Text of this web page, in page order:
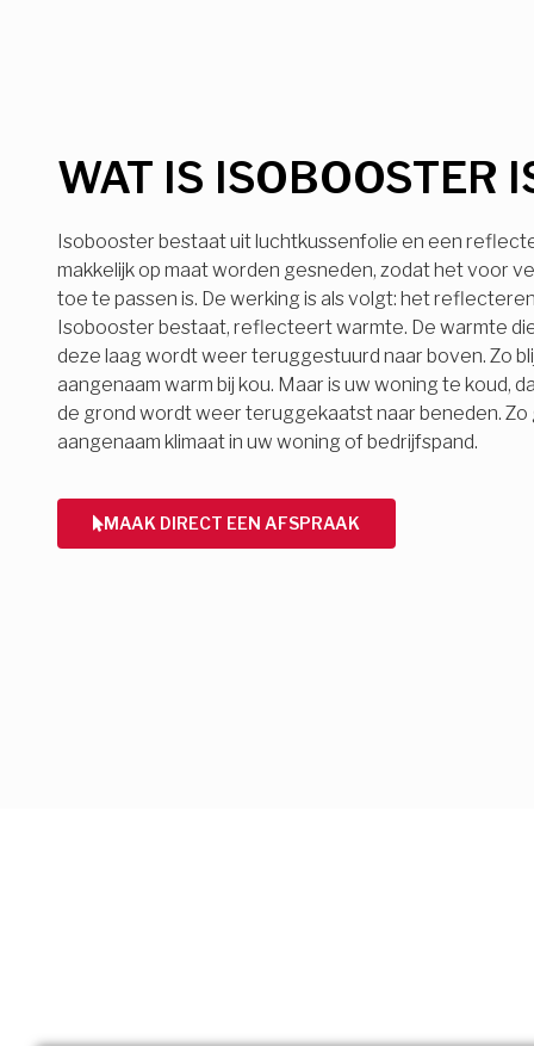
WAT IS ISOBOOSTER
Isobooster bestaat uit luchtkussenfolie en een
makkelijk op maat worden gesneden, zodat het voor
toe te passen is. De werking is als volgt: het
Isobooster bestaat, reflecteert warmte. De warmte
deze laag wordt weer teruggestuurd naar boven. Zo
aangenaam warm bij kou. Maar is uw woning te koud,
de grond wordt weer teruggekaatst naar beneden. Zo
aangenaam klimaat in uw woning of bedrijfspand.
MAAK DIRECT EEN AFSPRAAK